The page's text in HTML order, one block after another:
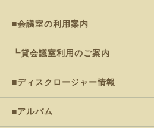
■会議室の利用案内
┗貸会議室利用のご案内
■ディスクロージャー情報
■アルバム